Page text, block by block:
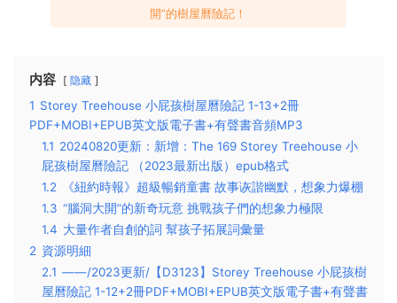
開”的樹屋曆險記！
内容 隐藏
1 Storey Treehouse 小屁孩樹屋曆險記 1-13+2冊
PDF+MOBI+EPUB英文版電子書+有聲書音頻MP3
1.1 20240820更新：新增：The 169 Storey Treehouse 小
屁孩樹屋曆險記 （2023最新出版）epub格式
1.2
《紐約時報》超級暢銷童書 故事诙諧幽默，想象力爆棚
1.3 “腦洞大開”的新奇玩意 挑戰孩子們的想象力極限
1.4 大量作者自創的詞 幫孩子拓展詞彙量
2 資源明細
2.1 ——/2023更新/【D3123】Storey Treehouse 小屁孩樹
屋曆險記 1-12+2冊PDF+MOBI+EPUB英文版電子書+有聲書